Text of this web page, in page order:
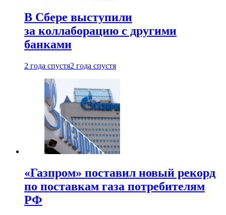
В Сбере выступили
за коллаборацию с другими
банками
2 года спустя2 года спустя
«Газпром» поставил новый рекорд
по поставкам газа потребителям
РФ